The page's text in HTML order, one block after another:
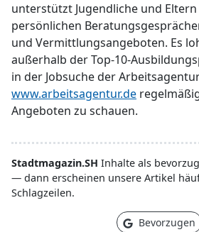
unterstützt Jugendliche und
persönlichen
und Vermittlungsangeboten. Es
außerhalb der Top-10-
in der Jobsuche der
www.arbeitsagentur.de
Angeboten zu schauen.
Stadtmagazin.SH Inhalte als
— dann erscheinen unsere Artikel
Schlagzeilen.
Bevorzugen